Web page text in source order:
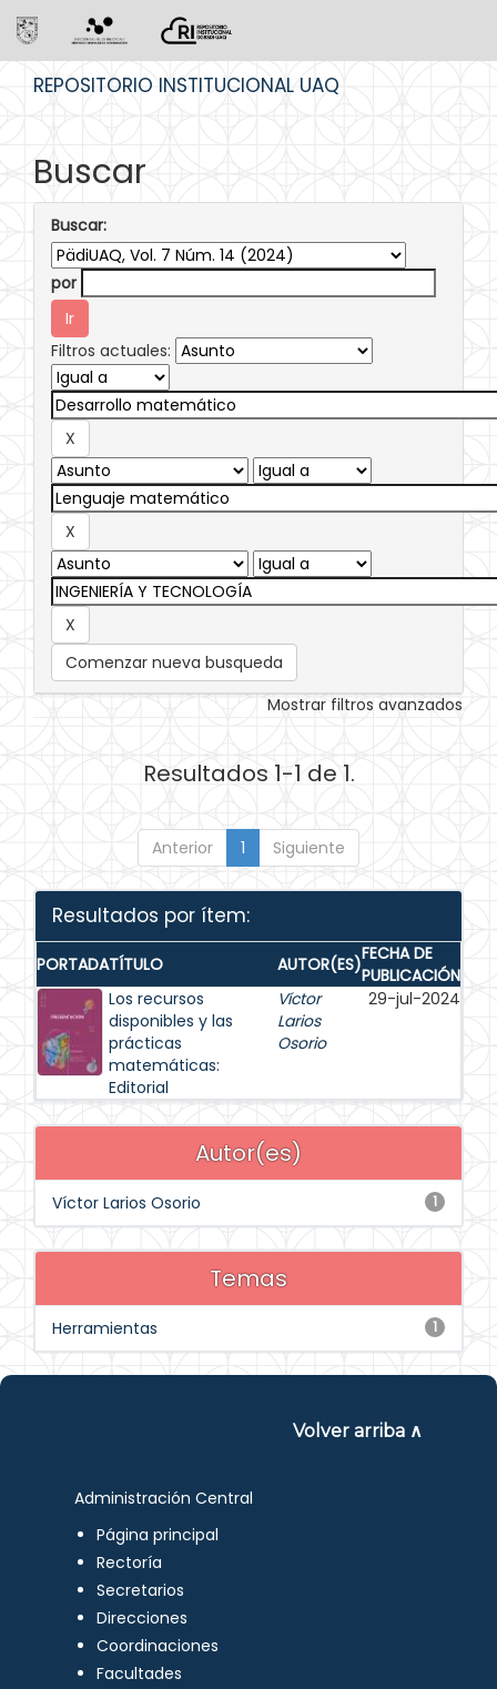
REPOSITORIO INSTITUCIONAL UAQ
Buscar
Buscar:
por
Filtros actuales:
Comenzar nueva busqueda
Mostrar filtros avanzados
Resultados 1-1 de 1.
Anterior 1 Siguiente
Resultados por ítem:
PORTADATÍTULO AUTOR(ES)FECHA DE
PUBLICACIÓN
Los recursos
disponibles y las
prácticas
matemáticas:
Editorial
Víctor
Larios
Osorio
29-jul-2024
Autor(es)
1
Víctor Larios Osorio
Temas
1
Herramientas
Volver arriba ∧
Administración Central
Página principal
Rectoría
Secretarios
Direcciones
Coordinaciones
Facultades